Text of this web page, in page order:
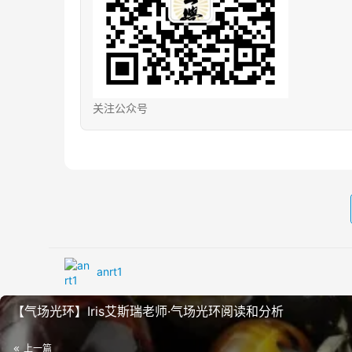
关注公众号
anrt1
【气场‬光环】Iris艾斯瑞‬老师·气场光环‬阅读和分析
上一篇